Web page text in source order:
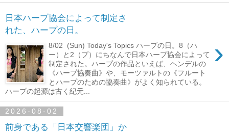
日本ハープ協会によって制定さ
れた、ハープの日。
›
8/02 (Sun) Today's Topics ハープの日。8（ハ
ー）と2（プ）にちなんで日本ハープ協会によって
制定された。ハープの作品といえば、ヘンデルの
《ハープ協奏曲》や、モーツァルトの《フルート
とハープのための協奏曲》がよく知られている。
ハープの起源は古く紀元...
2026-08-02
前身である「日本交響楽団」か